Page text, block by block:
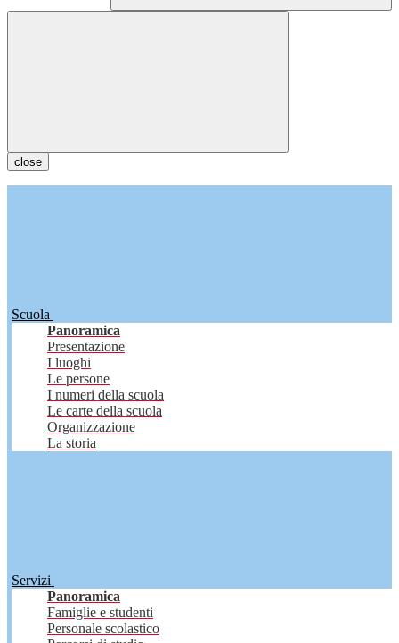
close
Scuola
Panoramica
Presentazione
I luoghi
Le persone
I numeri della scuola
Le carte della scuola
Organizzazione
La storia
Servizi
Panoramica
Famiglie e studenti
Personale scolastico